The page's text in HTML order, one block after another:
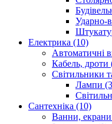
Ударно-
Електрика (10)
Автоматичні
Кабель, дроти
Світильники
Лампи
Сантехніка (10)
Ванни, екрани